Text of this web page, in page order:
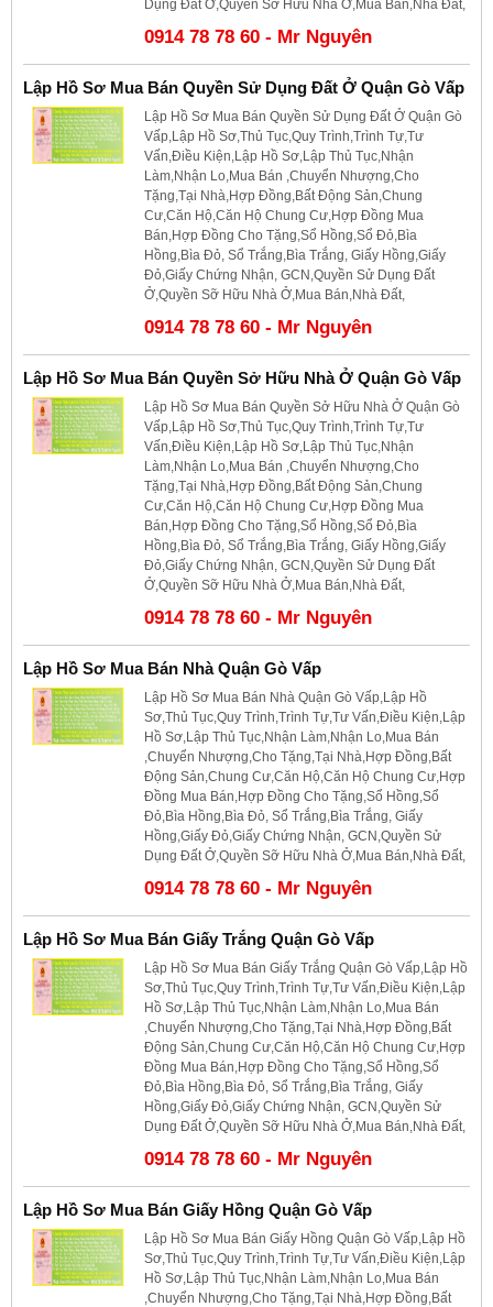
Dụng Đất Ở,Quyền Sỡ Hữu Nhà Ở,Mua Bán,Nhà Đất,
0914 78 78 60 - Mr Nguyên
Lập Hồ Sơ Mua Bán Quyền Sử Dụng Đất Ở Quận Gò Vấp
Lập Hồ Sơ Mua Bán Quyền Sử Dụng Đất Ở Quận Gò
Vấp,Lập Hồ Sơ,Thủ Tục,Quy Trình,Trình Tự,Tư
Vấn,Điều Kiện,Lập Hồ Sơ,Lập Thủ Tục,Nhận
Làm,Nhận Lo,Mua Bán ,Chuyển Nhượng,Cho
Tặng,Tại Nhà,Hợp Đồng,Bất Động Sản,Chung
Cư,Căn Hộ,Căn Hộ Chung Cư,Hợp Đồng Mua
Bán,Hợp Đồng Cho Tặng,Sổ Hồng,Sổ Đỏ,Bìa
Hồng,Bìa Đỏ, Sổ Trắng,Bìa Trắng, Giấy Hồng,Giấy
Đỏ,Giấy Chứng Nhận, GCN,Quyền Sử Dụng Đất
Ở,Quyền Sỡ Hữu Nhà Ở,Mua Bán,Nhà Đất,
0914 78 78 60 - Mr Nguyên
Lập Hồ Sơ Mua Bán Quyền Sở Hữu Nhà Ở Quận Gò Vấp
Lập Hồ Sơ Mua Bán Quyền Sở Hữu Nhà Ở Quận Gò
Vấp,Lập Hồ Sơ,Thủ Tục,Quy Trình,Trình Tự,Tư
Vấn,Điều Kiện,Lập Hồ Sơ,Lập Thủ Tục,Nhận
Làm,Nhận Lo,Mua Bán ,Chuyển Nhượng,Cho
Tặng,Tại Nhà,Hợp Đồng,Bất Động Sản,Chung
Cư,Căn Hộ,Căn Hộ Chung Cư,Hợp Đồng Mua
Bán,Hợp Đồng Cho Tặng,Sổ Hồng,Sổ Đỏ,Bìa
Hồng,Bìa Đỏ, Sổ Trắng,Bìa Trắng, Giấy Hồng,Giấy
Đỏ,Giấy Chứng Nhận, GCN,Quyền Sử Dụng Đất
Ở,Quyền Sỡ Hữu Nhà Ở,Mua Bán,Nhà Đất,
0914 78 78 60 - Mr Nguyên
Lập Hồ Sơ Mua Bán Nhà Quận Gò Vấp
Lập Hồ Sơ Mua Bán Nhà Quận Gò Vấp,Lập Hồ
Sơ,Thủ Tục,Quy Trình,Trình Tự,Tư Vấn,Điều Kiện,Lập
Hồ Sơ,Lập Thủ Tục,Nhận Làm,Nhận Lo,Mua Bán
,Chuyển Nhượng,Cho Tặng,Tại Nhà,Hợp Đồng,Bất
Động Sản,Chung Cư,Căn Hộ,Căn Hộ Chung Cư,Hợp
Đồng Mua Bán,Hợp Đồng Cho Tặng,Sổ Hồng,Sổ
Đỏ,Bìa Hồng,Bìa Đỏ, Sổ Trắng,Bìa Trắng, Giấy
Hồng,Giấy Đỏ,Giấy Chứng Nhận, GCN,Quyền Sử
Dụng Đất Ở,Quyền Sỡ Hữu Nhà Ở,Mua Bán,Nhà Đất,
0914 78 78 60 - Mr Nguyên
Lập Hồ Sơ Mua Bán Giấy Trắng Quận Gò Vấp
Lập Hồ Sơ Mua Bán Giấy Trắng Quận Gò Vấp,Lập Hồ
Sơ,Thủ Tục,Quy Trình,Trình Tự,Tư Vấn,Điều Kiện,Lập
Hồ Sơ,Lập Thủ Tục,Nhận Làm,Nhận Lo,Mua Bán
,Chuyển Nhượng,Cho Tặng,Tại Nhà,Hợp Đồng,Bất
Động Sản,Chung Cư,Căn Hộ,Căn Hộ Chung Cư,Hợp
Đồng Mua Bán,Hợp Đồng Cho Tặng,Sổ Hồng,Sổ
Đỏ,Bìa Hồng,Bìa Đỏ, Sổ Trắng,Bìa Trắng, Giấy
Hồng,Giấy Đỏ,Giấy Chứng Nhận, GCN,Quyền Sử
Dụng Đất Ở,Quyền Sỡ Hữu Nhà Ở,Mua Bán,Nhà Đất,
0914 78 78 60 - Mr Nguyên
Lập Hồ Sơ Mua Bán Giấy Hồng Quận Gò Vấp
Lập Hồ Sơ Mua Bán Giấy Hồng Quận Gò Vấp,Lập Hồ
Sơ,Thủ Tục,Quy Trình,Trình Tự,Tư Vấn,Điều Kiện,Lập
Hồ Sơ,Lập Thủ Tục,Nhận Làm,Nhận Lo,Mua Bán
,Chuyển Nhượng,Cho Tặng,Tại Nhà,Hợp Đồng,Bất